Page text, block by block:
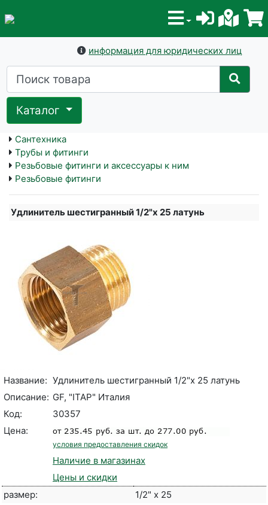
информация для юридических лиц
Каталог
Сантехника
Трубы и фитинги
Резьбовые фитинги и аксессуары к ним
Резьбовые фитинги
Удлинитель шестигранный 1/2"х 25 латунь
Название: Удлинитель шестигранный 1/2"х 25 латунь
Описание: GF, "ITAP" Италия
Код:
30357
Цена:
условия предоставления скидок
Наличие в магазинах
Цены и скидки
размер:
1/2" x 25